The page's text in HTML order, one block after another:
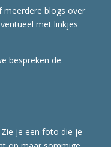
meerdere blogs over
met linkjes
bespreken de
je een foto die je